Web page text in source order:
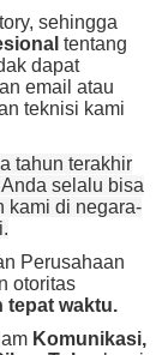
sehingga
tentang
dapat
email atau
teknisi kami
tahun terakhir
selalu bisa
kami di negara-
Perusahaan
otoritas
tepat waktu.
Komunikasi,